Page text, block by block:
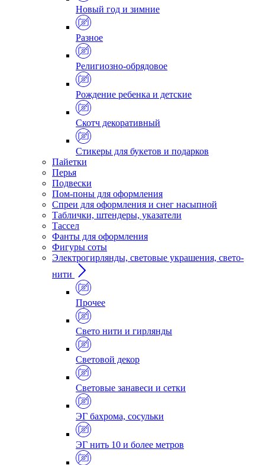
Новый год и зимние
Разное
Религиозно-обрядовое
Рождение ребенка и детские
Скотч декоративный
Стикеры для букетов и подарков
Пайетки
Перья
Подвески
Пом-поны для оформления
Спреи для оформления и снег насыпной
Таблички, штендеры, указатели
Тассел
Фанты для оформления
Фигуры соты
Электрогирлянды, световые украшения, свето-
нити
Прочее
Свето нити и гирлянды
Световой декор
Световые занавеси и сетки
ЭГ бахрома, сосульки
ЭГ нить 10 и более метров